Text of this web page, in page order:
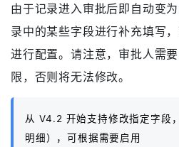
由于记录进入审批后即自动变
录中的某些字段进行补充填写
进行配置。请注意，审批人需
限，否则将无法修改。
从 V4.2 开始支持修改指定字段
明细），可根据需要启用